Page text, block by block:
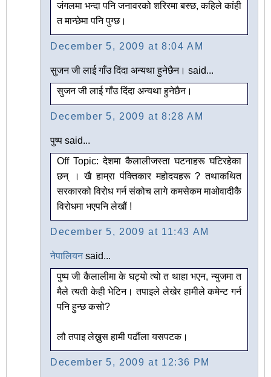
जंगलमा भन्दा पनि जनावरको शरिरमा बस्छ, कहिले कांही
त मान्छेमा पनि पुग्छ।
December 5, 2009 at 8:04 AM
सुजन जी लाई गाँउ दिंदा अन्यथा हुनेछैन। said...
सुजन जी लाई गाँउ दिंदा अन्यथा हुनेछैन।
December 5, 2009 at 8:28 AM
पुष्प said...
Off Topic: देशमा कैलालीजस्ता घटनाहरू घटिरहेका
छन् । खै हाम्रा पंक्तिकार महोदयहरू ? तथाकथित
सरकारको विरोध गर्न संकोच लागे कमसेकम माओवादीकै
विरोधमा भएपनि लेखौं !
December 5, 2009 at 11:43 AM
नेपालियनsaid...
पुष्प जी कैलालीमा के घट्यो त्यो त थाहा भएन, न्युजमा त
मैले त्यती केही भेटिन। तपाइले लेखेर हामीले कमेन्ट गर्न
पनि हुन्छ कसो?
लौ तपाइ लेख्नुस हामी पढौंला यसपटक।
December 5, 2009 at 12:36 PM